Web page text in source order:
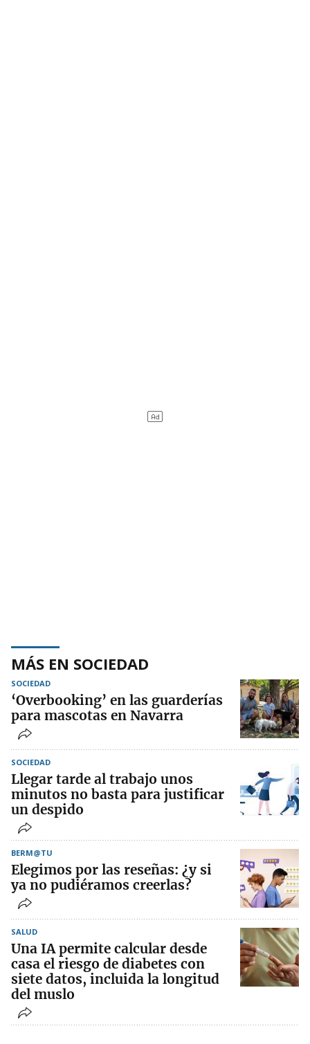
MÁS EN SOCIEDAD
SOCIEDAD
‘Overbooking’ en las guarderías
para mascotas en Navarra
SOCIEDAD
Llegar tarde al trabajo unos
minutos no basta para justificar
un despido
BERM@TU
Elegimos por las reseñas: ¿y si
ya no pudiéramos creerlas?
SALUD
Una IA permite calcular desde
casa el riesgo de diabetes con
siete datos, incluida la longitud
del muslo